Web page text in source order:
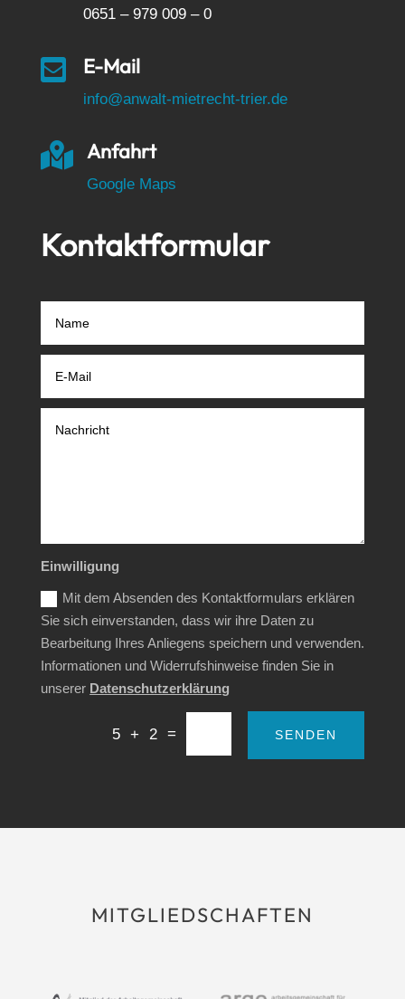
0651 – 979 009 – 0
 E-Mail
info@anwalt-mietrecht-trier.de
 Anfahrt
Google Maps
Kontaktformular
Einwilligung
Mit dem Absenden des Kontaktformulars erklären
Sie sich einverstanden, dass wir ihre Daten zu
Bearbeitung Ihres Anliegens speichern und verwenden.
Informationen und Widerrufshinweise finden Sie in
unserer Datenschutzerklärung
5 + 2 = SENDEN
MITGLIEDSCHAFTEN